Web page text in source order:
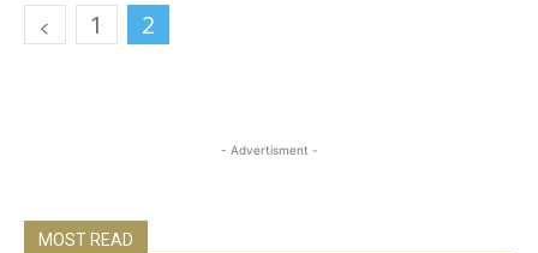
1 2
- Advertisment -
MOST READ